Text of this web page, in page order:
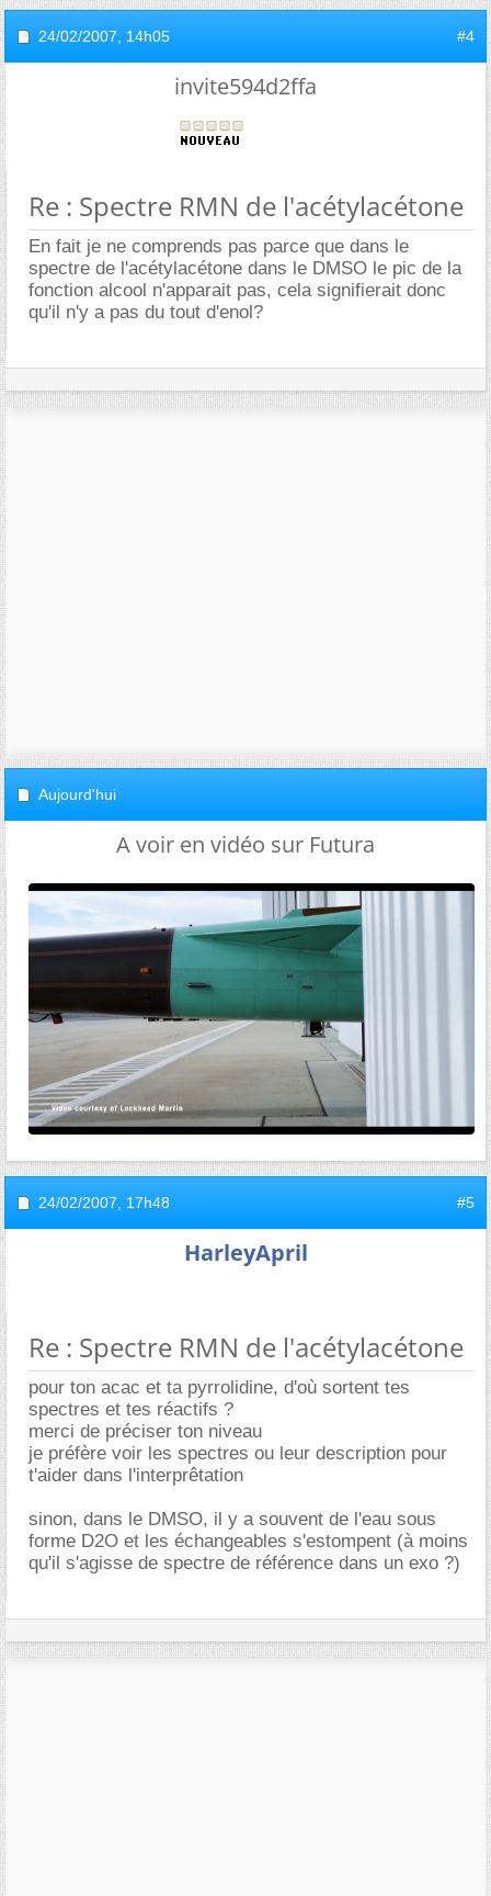
24/02/2007, 14h05 #4
invite594d2ffa
Re : Spectre RMN de l'acétylacétone
En fait je ne comprends pas parce que dans le
spectre de l'acétylacétone dans le DMSO le pic de la
fonction alcool n'apparait pas, cela signifierait donc
qu'il n'y a pas du tout d'enol?
Aujourd'hui
A voir en vidéo sur Futura
24/02/2007, 17h48 #5
HarleyApril
Re : Spectre RMN de l'acétylacétone
pour ton acac et ta pyrrolidine, d'où sortent tes
spectres et tes réactifs ?
merci de préciser ton niveau
je préfère voir les spectres ou leur description pour
t'aider dans l'interprêtation
sinon, dans le DMSO, il y a souvent de l'eau sous
forme D2O et les échangeables s'estompent (à moins
qu'il s'agisse de spectre de référence dans un exo ?)